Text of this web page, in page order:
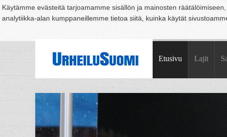
Käytämme evästeitä tarjoamamme sisällön ja mainosten
analytiikka-alan kumppaneillemme tietoa siitä, kuinka käytät
Suomi Espoo Helsinki Hämeenlinna Joensuu Jyväskylä Kouvola
Etusivu Lajit